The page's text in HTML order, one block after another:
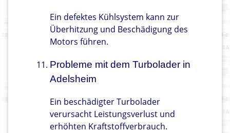
Ein defektes Kühlsystem kann zur
Überhitzung und Beschädigung des
Motors führen.
Probleme mit dem Turbolader in
Adelsheim
Ein beschädigter Turbolader
verursacht Leistungsverlust und
erhöhten Kraftstoffverbrauch.